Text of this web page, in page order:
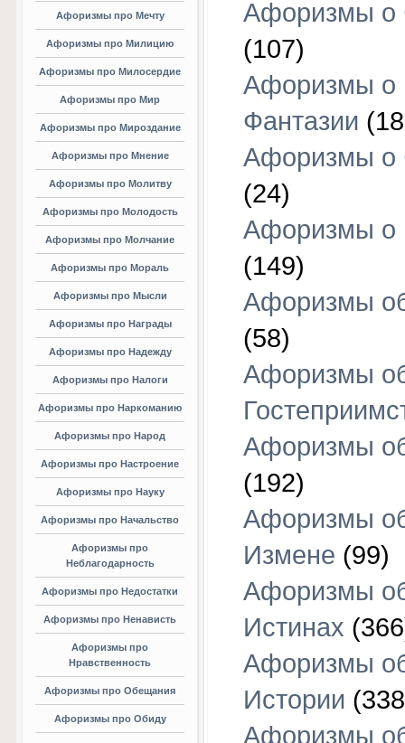
Афоризмы про Мечту
Афоризмы про Милицию
Афоризмы про Милосердие
Афоризмы про Мир
Афоризмы про Мироздание
Афоризмы про Мнение
Афоризмы про Молитву
Афоризмы про Молодость
Афоризмы про Молчание
Афоризмы про Мораль
Афоризмы про Мысли
Афоризмы про Награды
Афоризмы про Надежду
Афоризмы про Налоги
Афоризмы про Наркоманию
Афоризмы про Народ
Афоризмы про Настроение
Афоризмы про Науку
Афоризмы про Начальство
Афоризмы про
Неблагодарность
Афоризмы про Недостатки
Афоризмы про Ненависть
Афоризмы про
Нравственность
Афоризмы про Обещания
Афоризмы про Обиду
Афоризмы о
(107)
Афоризмы о
Фантазии
Афоризмы о
(24)
Афоризмы о
(149)
Афоризмы
(58)
Афоризмы
Афоризмы
(192)
Афоризмы
Измене (99)
Афоризмы
Истинах
Афоризмы
Истории
Афоризмы